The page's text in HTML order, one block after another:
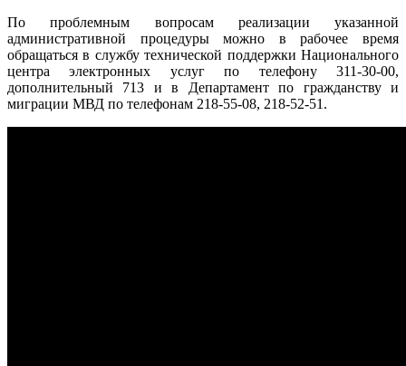
По проблемным вопросам реализации указанной
административной процедуры можно в рабочее время
обращаться в службу технической поддержки Национального
центра электронных услуг по телефону 311-30-00,
дополнительный 713 и в Департамент по гражданству и
миграции МВД по телефонам 218-55-08, 218-52-51.